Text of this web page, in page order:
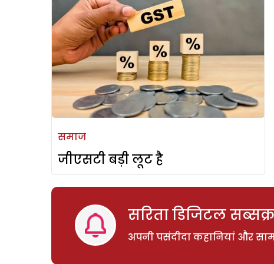
समाज
जीएसटी बड़ी लूट है
सरिता डिजिटल
अपनी पसंदीदा कहानियां और